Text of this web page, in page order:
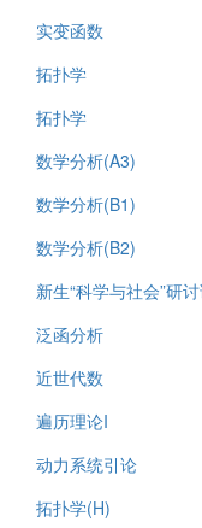
实变函数
拓扑学
拓扑学
数学分析(A3)
数学分析(B1)
数学分析(B2)
新生“科学与社会”研
泛函分析
近世代数
遍历理论I
动力系统引论
拓扑学(H)